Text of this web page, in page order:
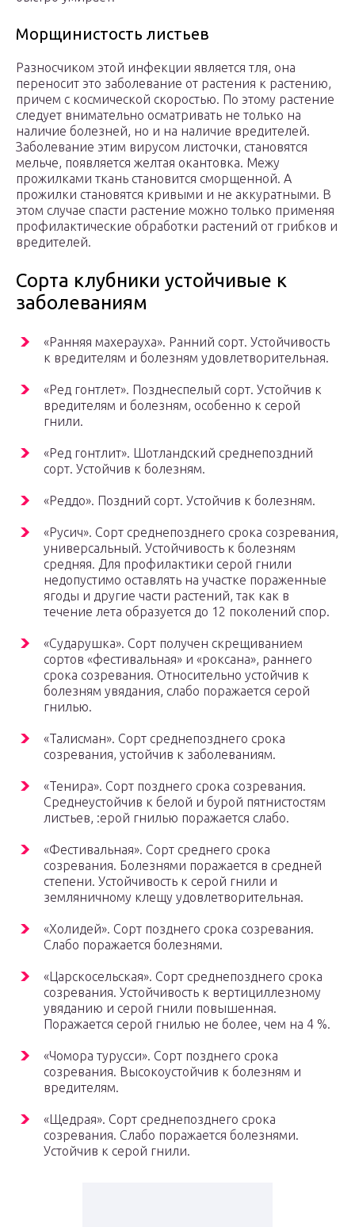
Морщинистость листьев
Разносчиком этой инфекции является тля, она
переносит это заболевание от растения к растению,
причем с космической скоростью. По этому растение
следует внимательно осматривать не только на
наличие болезней, но и на наличие вредителей.
Заболевание этим вирусом листочки, становятся
мельче, появляется желтая окантовка. Межу
прожилками ткань становится сморщенной. А
прожилки становятся кривыми и не аккуратными. В
этом случае спасти растение можно только применяя
профилактические обработки растений от грибков и
вредителей.
Сорта клубники устойчивые к
заболеваниям
«Ранняя махерауха». Ранний сорт. Устойчивость
к вредителям и болезням удовлетворительная.
«Ред гонтлет». Позднеспелый сорт. Устойчив к
вредителям и болезням, особенно к серой
гнили.
«Ред гонтлит». Шотландский среднепоздний
сорт. Устойчив к болезням.
«Реддо». Поздний сорт. Устойчив к болезням.
«Русич». Сорт среднепозднего срока созревания,
универсальный. Устойчивость к болезням
средняя. Для профилактики серой гнили
недопустимо оставлять на участке пораженные
ягоды и другие части растений, так как в
течение лета образуется до 12 поколений спор.
«Сударушка». Сорт получен скрещиванием
сортов «фестивальная» и «роксана», раннего
срока созревания. Относительно устойчив к
болезням увядания, слабо поражается серой
гнилью.
«Талисман». Сорт среднепозднего срока
созревания, устойчив к заболеваниям.
«Тенира». Сорт позднего срока созревания.
Среднеустойчив к белой и бурой пятнистостям
листьев, :ерой гнилью поражается слабо.
«Фестивальная». Сорт среднего срока
созревания. Болезнями поражается в средней
степени. Устойчивость к серой гнили и
земляничному клещу удовлетворительная.
«Холидей». Сорт позднего срока созревания.
Слабо поражается болезнями.
«Царскосельская». Сорт среднепозднего срока
созревания. Устойчивость к вертициллезному
увяданию и серой гнили повышенная.
Поражается серой гнилью не более, чем на 4 %.
«Чомора турусси». Сорт позднего срока
созревания. Высокоустойчив к болезням и
вредителям.
«Щедрая». Сорт среднепозднего срока
созревания. Слабо поражается болезнями.
Устойчив к серой гнили.